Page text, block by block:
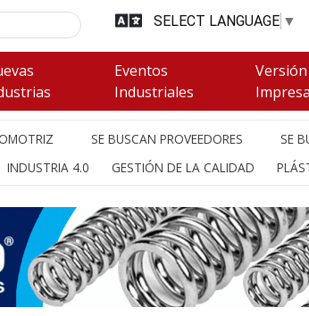
SELECT LANGUAGE ▼
Eventos
Industriales
Versión
Impresa
SE BUSCAN PROVEEDORES SE
INDUSTRIA 4.0 GESTIÓN DE LA CALIDAD